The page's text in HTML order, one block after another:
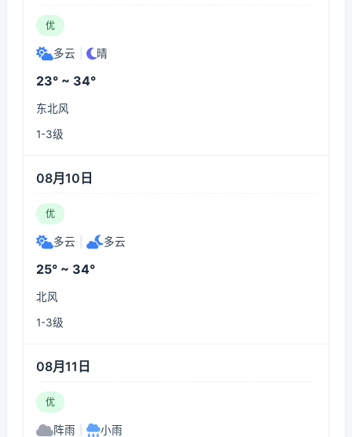
优
多云 晴
23° ~ 34°
东北风
1-3级
08月10日
优
多云 多云
25° ~ 34°
北风
1-3级
08月11日
优
阵雨 小雨